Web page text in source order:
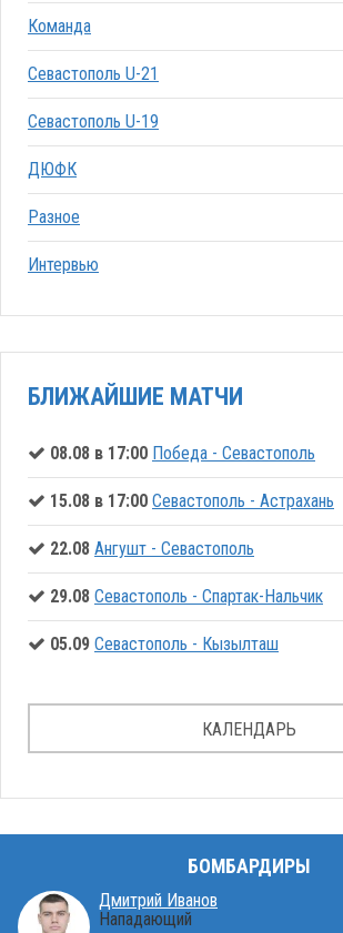
Команда
Севастополь U-21
Севастополь U-19
ДЮФК
Разное
Интервью
БЛИЖАЙШИЕ МАТЧИ
08.08 в 17:00 Победа - Севастополь
15.08 в 17:00 Севастополь - Астрахань
22.08 Ангушт - Севастополь
29.08 Севастополь - Спартак-Нальчик
05.09 Севастополь - Кызылташ
КАЛЕНДАРЬ
БОМБАРДИРЫ
Дмитрий Иванов
Нападающий